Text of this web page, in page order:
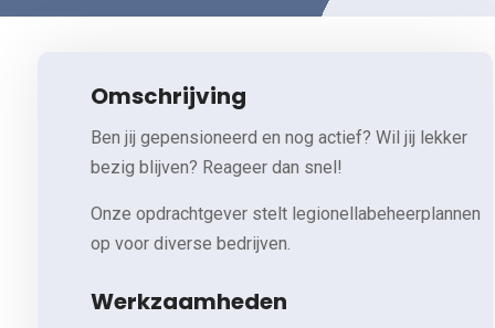
Omschrijving
Ben jij gepensioneerd en nog actief? Wil jij lekker
bezig blijven? Reageer dan snel!
Onze opdrachtgever stelt legionellabeheerplannen
op voor diverse bedrijven.
Werkzaamheden